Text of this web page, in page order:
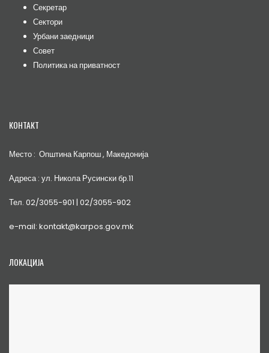
Секретар
Сектори
Урбани заедници
Совет
Политика на приватност
КОНТАКТ
Место : Општина Карпош , Македонија
Адреса : ул. Никола Русински бр.11
Тел. 02/3055-901 | 02/3055-902
e-mail: kontakt@karpos.gov.mk
ЛОКАЦИЈА